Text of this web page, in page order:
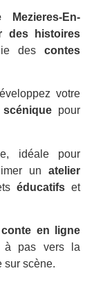
Mezieres-En-
des histoires
des contes
votre
pour
idéale pour
unatelier
éducatifset
en ligne
à pas vers la
sur scène.